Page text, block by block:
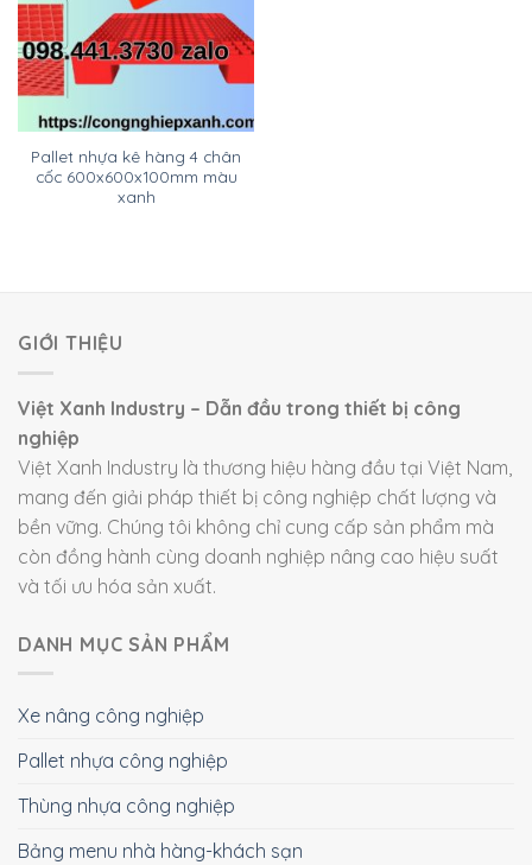
Pallet nhựa kê hàng 4 chân
cốc 600x600x100mm màu
xanh
GIỚI THIỆU
Việt Xanh Industry – Dẫn đầu trong thiết bị công
nghiệp
Việt Xanh Industry là thương hiệu hàng đầu tại Việt Nam,
mang đến giải pháp thiết bị công nghiệp chất lượng và
bền vững. Chúng tôi không chỉ cung cấp sản phẩm mà
còn đồng hành cùng doanh nghiệp nâng cao hiệu suất
và tối ưu hóa sản xuất.
DANH MỤC SẢN PHẨM
Xe nâng công nghiệp
Pallet nhựa công nghiệp
Thùng nhựa công nghiệp
Bảng menu nhà hàng-khách sạn